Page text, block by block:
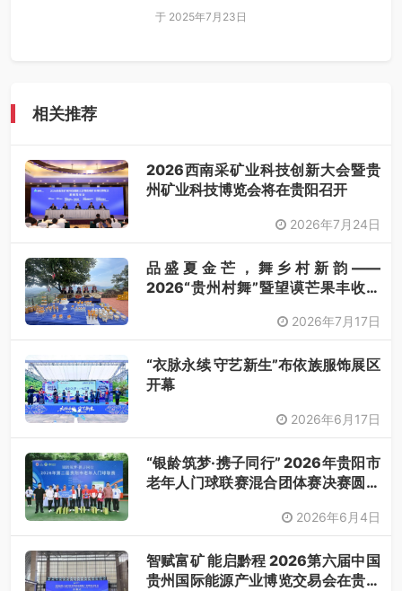
于 2025年7月23日
相关推荐
2026西南采矿业科技创新大会暨贵
州矿业科技博览会将在贵阳召开
2026年7月24日
品盛夏金芒，舞乡村新韵——
2026“贵州村舞”暨望谟芒果丰收季
2026年7月17日
“衣脉永续 守艺新生”布依族服饰展区
开幕
2026年6月17日
“银龄筑梦·携子同行” 2026年贵阳市
老年人门球联赛混合团体赛决赛圆满
2026年6月4日
智赋富矿 能启黔程 2026第六届中国
贵州国际能源产业博览交易会在贵阳